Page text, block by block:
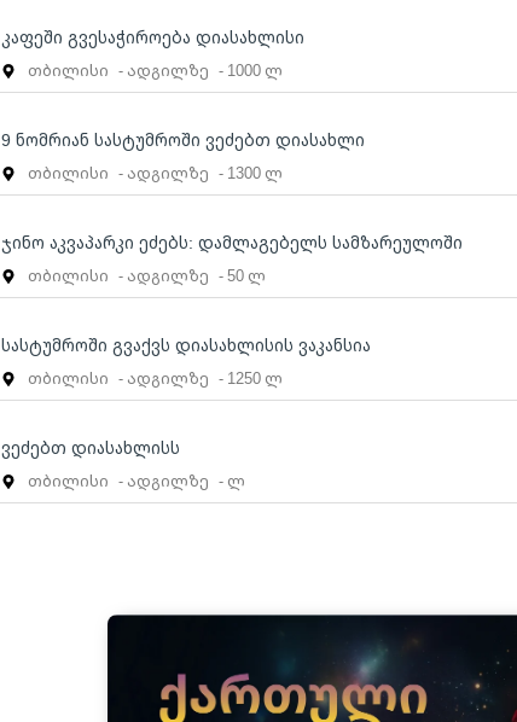
კაფეში გვესაჭიროება დიასახლისი
თბილისი - ადგილზე - 1000 ლ
9 ნომრიან სასტუმროში ვეძებთ დიასახლი
თბილისი - ადგილზე - 1300 ლ
ჯინო აკვაპარკი ეძებს: დამლაგებელს სამზარეულოში
თბილისი - ადგილზე - 50 ლ
სასტუმროში გვაქვს დიასახლისის ვაკანსია
თბილისი - ადგილზე - 1250 ლ
ვეძებთ დიასახლისს
თბილისი - ადგილზე - ლ